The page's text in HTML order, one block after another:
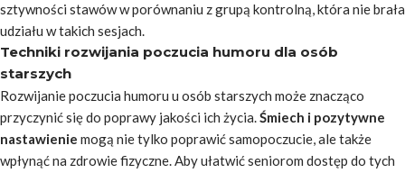
sztywności stawów w porównaniu z grupą kontrolną, która nie brała
udziału w takich sesjach.
Techniki rozwijania poczucia humoru dla osób
starszych
Rozwijanie poczucia humoru u osób starszych może znacząco
przyczynić się do poprawy jakości ich życia.Śmiech i pozytywne
nastawienie mogą nie tylko poprawić samopoczucie, ale także
wpłynąć na zdrowie fizyczne. Aby ułatwić seniorom dostęp do tych